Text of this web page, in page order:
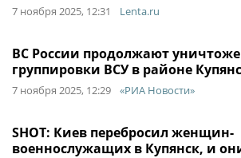
7 ноября 2025, 12:31 Lenta.ru
ВС России продолжают
группировки ВСУ в районе
7 ноября 2025, 12:29 «РИА Новости»
SHOT: Киев перебросил женщин-
военнослужащих в Купянск, и